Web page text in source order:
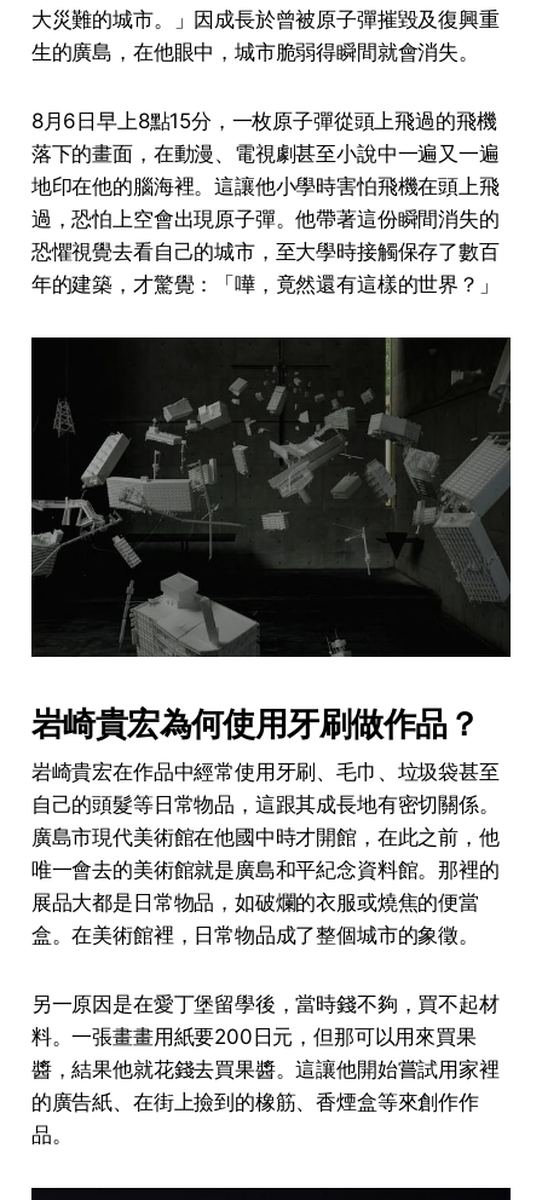
大災難的城市。」因成長於曾被原子彈摧毀及復興重
生的廣島，在他眼中，城市脆弱得瞬間就會消失。
8月6日早上8點15分，一枚原子彈從頭上飛過的飛機
落下的畫面，在動漫、電視劇甚至小說中一遍又一遍
地印在他的腦海裡。這讓他小學時害怕飛機在頭上飛
過，恐怕上空會出現原子彈。他帶著這份瞬間消失的
恐懼視覺去看自己的城市，至大學時接觸保存了數百
年的建築，才驚覺：「嘩，竟然還有這樣的世界？」
岩崎貴宏為何使用牙刷做作品？
岩崎貴宏在作品中經常使用牙刷、毛巾、垃圾袋甚至
自己的頭髮等日常物品，這跟其成長地有密切關係。
廣島市現代美術館在他國中時才開館，在此之前，他
唯一會去的美術館就是廣島和平紀念資料館。那裡的
展品大都是日常物品，如破爛的衣服或燒焦的便當
盒。在美術館裡，日常物品成了整個城市的象徵。
另一原因是在愛丁堡留學後，當時錢不夠，買不起材
料。一張畫畫用紙要200日元，但那可以用來買果
醬，結果他就花錢去買果醬。這讓他開始嘗試用家裡
的廣告紙、在街上撿到的橡筋、香煙盒等來創作作
品。